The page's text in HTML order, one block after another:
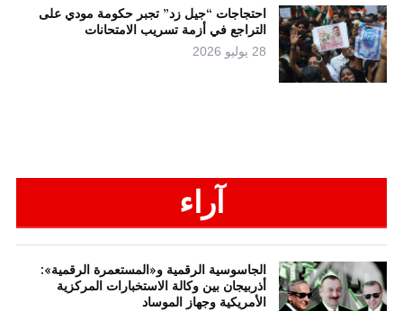
احتجاجات “جيل زد” تجبر حكومة مودي على
التراجع في أزمة تسريب الامتحانات
28 يوليو 2026
آراء
الجاسوسية الرقمية و«المستعمرة الرقمية»:
أذربيجان بين وكالة الاستخبارات المركزية
الأمريكية وجهاز الموساد